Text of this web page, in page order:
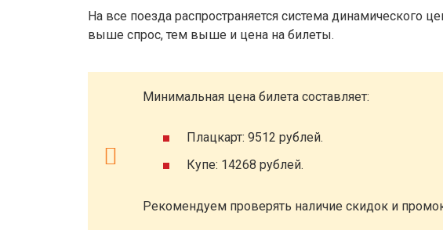
На все поезда распространяется система динамического
выше спрос, тем выше и цена на билеты.
Минимальная цена билета составляет:
Плацкарт: 9512 рублей.
Купе: 14268 рублей.
Рекомендуем проверять наличие скидок и